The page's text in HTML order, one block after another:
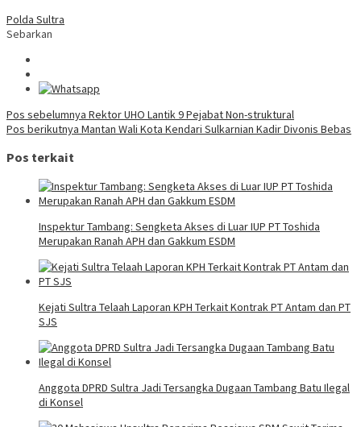
Polda Sultra
Sebarkan
Navigasi
pos
Pos sebelumnya Rektor UHO Lantik 9 Pejabat Non-struktural
Pos berikutnya Mantan Wali Kota Kendari Sulkarnian Kadir Divonis Bebas
Pos terkait
Inspektur Tambang: Sengketa Akses di Luar IUP PT Toshida
Merupakan Ranah APH dan Gakkum ESDM
Kejati Sultra Telaah Laporan KPH Terkait Kontrak PT Antam dan PT
SJS
Anggota DPRD Sultra Jadi Tersangka Dugaan Tambang Batu Ilegal
di Konsel